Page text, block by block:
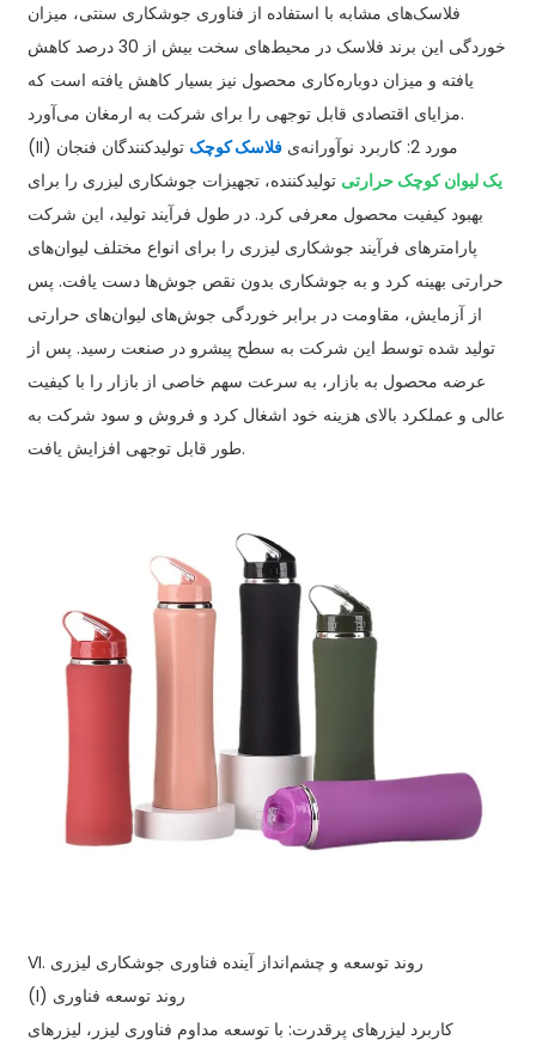
فلاسک‌های مشابه با استفاده از فناوری جوشکاری سنتی، میزان
خوردگی این برند فلاسک در محیط‌های سخت بیش از 30 درصد کاهش
یافته و میزان دوباره‌کاری محصول نیز بسیار کاهش یافته است که
مزایای اقتصادی قابل توجهی را برای شرکت به ارمغان می‌آورد.
(II) مورد 2: کاربرد نوآورانه‌ی
فلاسک کوچک تولیدکنندگان فنجان
یک لیوان کوچک حرارتی تولیدکننده، تجهیزات جوشکاری لیزری را برای
بهبود کیفیت محصول معرفی کرد. در طول فرآیند تولید، این شرکت
پارامترهای فرآیند جوشکاری لیزری را برای انواع مختلف لیوان‌های
حرارتی بهینه کرد و به جوشکاری بدون نقص جوش‌ها دست یافت. پس
از آزمایش، مقاومت در برابر خوردگی جوش‌های لیوان‌های حرارتی
تولید شده توسط این شرکت به سطح پیشرو در صنعت رسید. پس از
عرضه محصول به بازار، به سرعت سهم خاصی از بازار را با کیفیت
عالی و عملکرد بالای هزینه خود اشغال کرد و فروش و سود شرکت به
طور قابل توجهی افزایش یافت.
VI. روند توسعه و چشم‌انداز آینده فناوری جوشکاری لیزری
(I) روند توسعه فناوری
کاربرد لیزرهای پرقدرت: با توسعه مداوم فناوری لیزر، لیزرهای